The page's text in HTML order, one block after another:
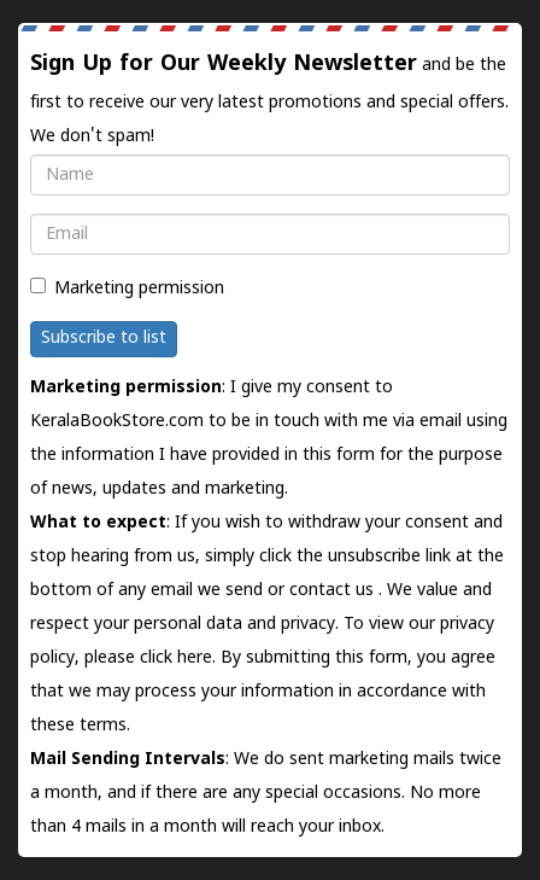
Sign Up for Our Weekly Newsletter and be the
first to receive our very latest promotions and special offers.
We don't spam!
Name
Email
Marketing permission
Subscribe to list
Marketing permission: I give my consent to
KeralaBookStore.com to be in touch with me via email using
the information I have provided in this form for the purpose
of news, updates and marketing.
What to expect: If you wish to withdraw your consent and
stop hearing from us, simply click the unsubscribe link at the
bottom of any email we send orcontact us . We value and
respect your personal data and privacy. To view our privacy
policy, please click here. By submitting this form, you agree
that we may process your information in accordance with
these terms.
Mail Sending Intervals: We do sent marketing mails twice
a month, and if there are any special occasions. No more
than 4 mails in a month will reach your inbox.